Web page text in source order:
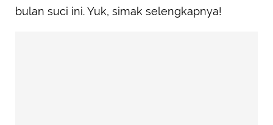
bulan suci ini. Yuk, simak selengkapnya!